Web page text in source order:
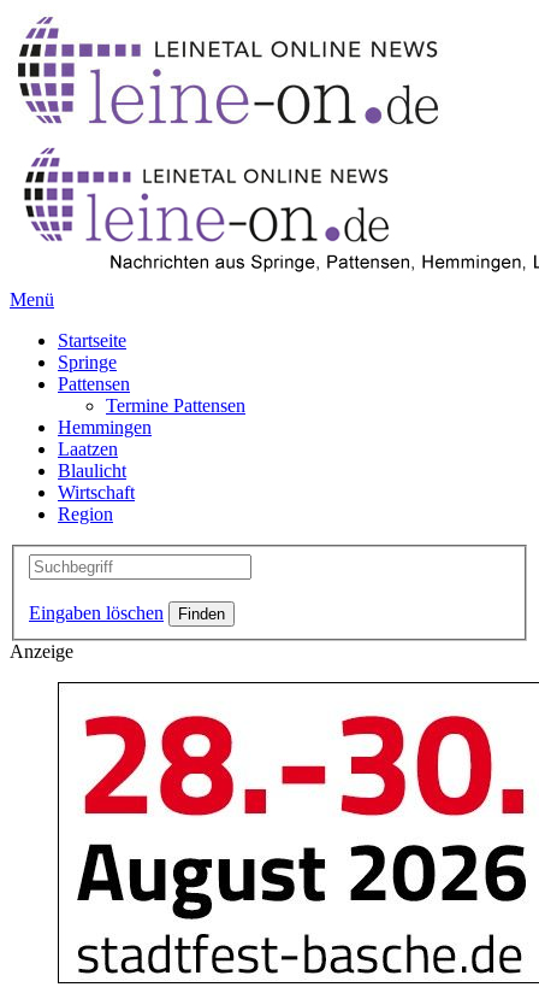
Menü
Startseite
Springe
Pattensen
Termine Pattensen
Hemmingen
Laatzen
Blaulicht
Wirtschaft
Region
Eingaben löschen
Anzeige